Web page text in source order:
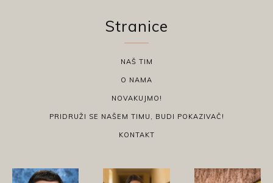
Stranice
NAŠ TIM
O NAMA
NOVAKUJMO!
PRIDRUŽI SE NAŠEM TIMU, BUDI POKAZIVAČ!
KONTAKT